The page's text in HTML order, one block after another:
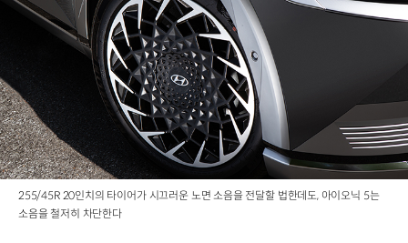
255/45R 20인치의 타이어가 시끄러운 노면 소음을 전달할 법한데도, 아이오닉 5는
소음을 철저히 차단한다